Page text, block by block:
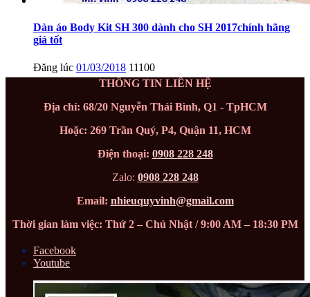
Dàn áo Body Kit SH 300 dành cho SH 2017chính hãng
giá tốt
Đăng lúc 01/03/2018 11100
THÔNG TIN LIÊN HỆ
Địa chỉ: 68/20 Nguyễn Thái Bình, Q1 - TpHCM
Hoặc: 269 Trần Quý, P4, Quận 11, HCM
Điện thoại: 0908 228 248
Zalo: 0908 228 248
Email: nhieuquyvinh@gmail.com
Thời gian làm việc: Thứ 2 – Chủ Nhật / 9:00 AM – 18:30 PM
Facebook
Youtube